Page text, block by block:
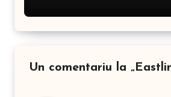
Un comentariu la